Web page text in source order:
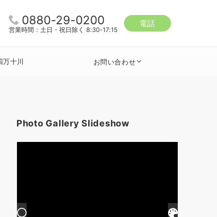
0880-29-0200
営業時間：土日・祝日除く 8:30-17:15
電話
万十川 お問い合わせ
Photo Gallery Slideshow